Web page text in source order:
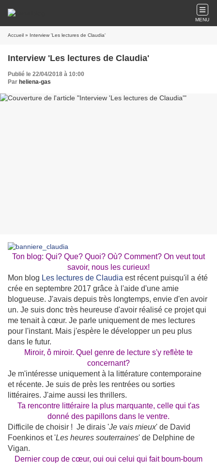
MENU
Accueil » Interview 'Les lectures de Claudia'
Interview 'Les lectures de Claudia'
Publié le 22/04/2018 à 10:00
Par heliena-gas
Ton blog: Qui? Que? Quoi? Où? Comment? On veut tout
savoir, nous les curieux!
Mon blog Les lectures de Claudia est récent puisqu'il a été
crée en septembre 2017 grâce à l'aide d'une amie
blogueuse. J'avais depuis très longtemps, envie d'en avoir
un. Je suis donc très heureuse d'avoir réalisé ce projet qui
me tenait à cœur. Je parle uniquement de mes lectures
pour l'instant. Mais j'espère le développer un peu plus
dans le futur.
Miroir, ô miroir. Quel genre de lecture s'y reflète te
concernant?
Je m'intéresse uniquement à la littérature contemporaine
et récente. Je suis de près les rentrées ou sorties
littéraires. J'aime aussi les thrillers.
Ta rencontre littéraire la plus marquante, celle qui t'as
donné des papillons dans le ventre.
Difficile de choisir ! Je dirais 'Je vais mieux' de David
Foenkinos et 'Les heures souterraines' de Delphine de
Vigan.
Dernier coup de cœur, oui oui celui qui fait boum-boum